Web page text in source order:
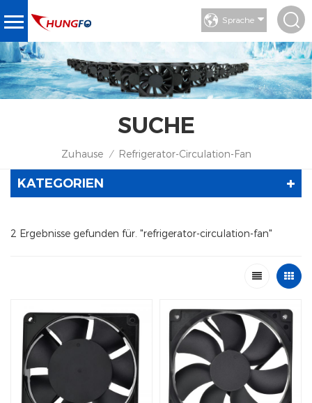
Sprache
SUCHE
Zuhause / Refrigerator-Circulation-Fan
KATEGORIEN
2 Ergebnisse gefunden für. "refrigerator-circulation-fan"